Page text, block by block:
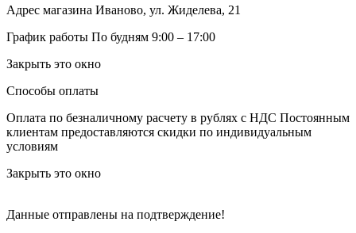
Адрес магазина Иваново, ул. Жиделева, 21
График работы По будням 9:00 – 17:00
Закрыть это окно
Способы оплаты
Оплата по безналичному расчету в рублях с НДС Постоянным
клиентам предоставляются скидки по индивидуальным
условиям
Закрыть это окно
Данные отправлены на подтверждение!